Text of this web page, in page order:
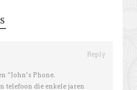
Reply
“John’s Phone.
telefoon die enkele jaren